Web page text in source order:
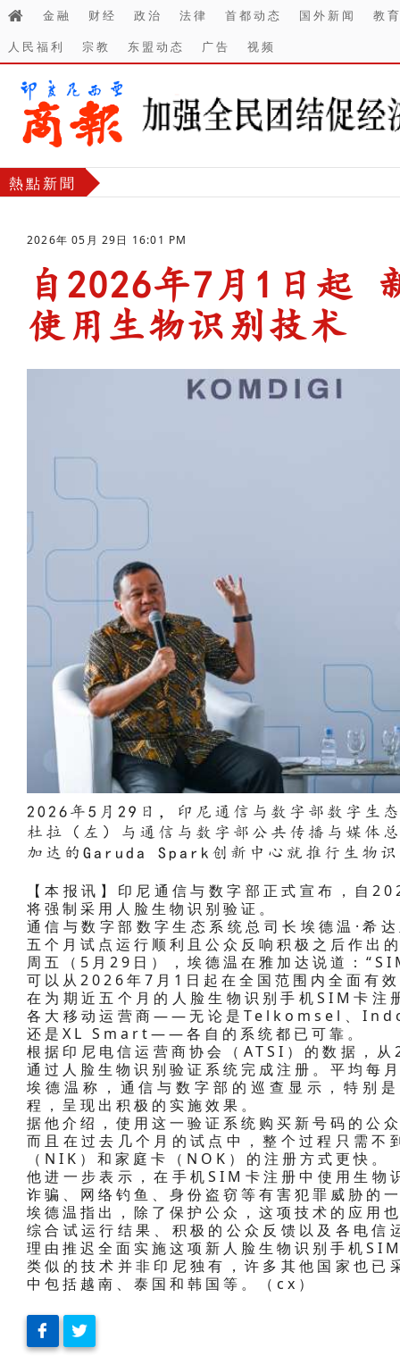
金融 财经 政治 法律 首都动态 国外新闻
教
人民福利
宗教 东盟动态 广告 视频
熱點新聞
2026年 05月 29日 16:01 PM
自2026年7月1日起
使用生物识别技术
2026年5月29日，印尼通信与数字部数字
杜拉（左）与通信与数字部公共传播与媒
加达的Garuda Spark创新中心就推行生物
【本报讯】印尼通信与数字部正式宣布，自
将强制采用人脸生物识别验证。
通信与数字部数字生态系统总司长埃德温·希
五个月试点运行顺利且公众反响积极之后作出
周五（5月29日），埃德温在雅加达说道：
可以从2026年7月1日起在全国范围内全面有
在为期近五个月的人脸生物识别手机SIM卡注
各大移动运营商——无论是Telkomsel、
还是XL Smart——各自的系统都已可靠。
根据印尼电信运营商协会（ATSI）的数据，
通过人脸生物识别验证系统完成注册。平均每
埃德温称，通信与数字部的巡查显示，特别
程，呈现出积极的实施效果。
据他介绍，使用这一验证系统购买新号码的公
而且在过去几个月的试点中，整个过程只需
（NIK）和家庭卡（NOK）的注册方式更快。
他进一步表示，在手机SIM卡注册中使用生物
诈骗、网络钓鱼、身份盗窃等有害犯罪威胁的
埃德温指出，除了保护公众，这项技术的应用
综合试运行结果、积极的公众反馈以及各电
理由推迟全面实施这项新人脸生物识别手机
类似的技术并非印尼独有，许多其他国家也
中包括越南、泰国和韩国等。（cx）